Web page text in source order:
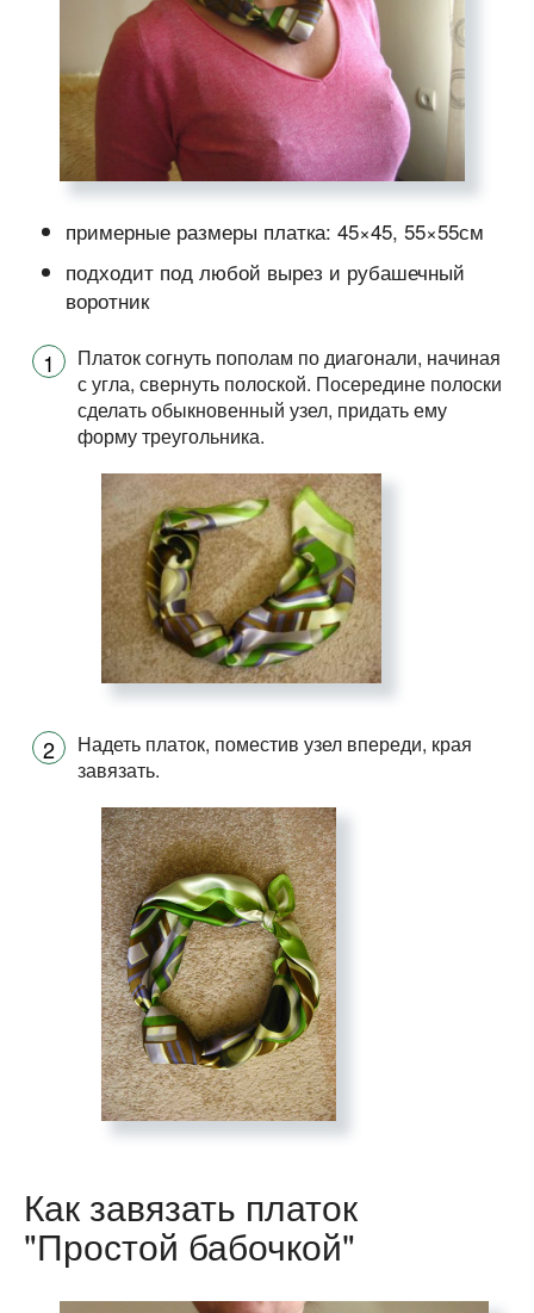
примерные размеры платка: 45×45, 55×55см
подходит под любой вырез и рубашечный
воротник
Платок согнуть пополам по диагонали, начиная
с угла, свернуть полоской. Посередине полоски
сделать обыкновенный узел, придать ему
форму треугольника.
Надеть платок, поместив узел впереди, края
завязать.
Как завязать платок
"Простой бабочкой"